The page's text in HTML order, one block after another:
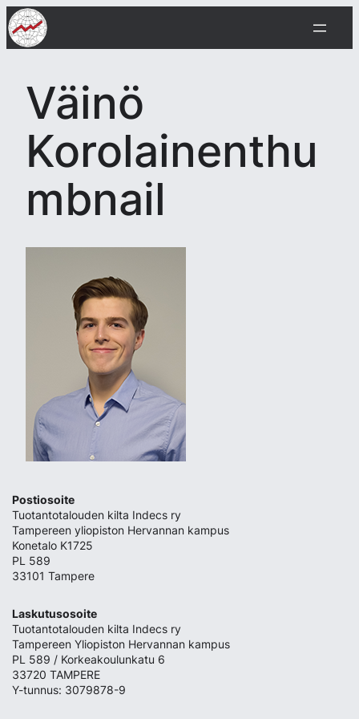
Siirry
sisältöön
Väinö
Korolainenthu
mbnail
Postiosoite
Tuotantotalouden kilta Indecs ry
Tampereen yliopiston Hervannan kampus
Konetalo K1725
PL 589
33101 Tampere
Laskutusosoite
Tuotantotalouden kilta Indecs ry
Tampereen Yliopiston Hervannan kampus
PL 589 / Korkeakoulunkatu 6
33720 TAMPERE
Y-tunnus: 3079878-9